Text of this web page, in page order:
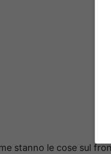
stanno le cose sul